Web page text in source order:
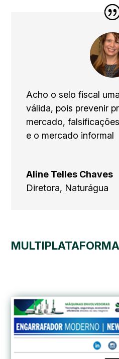
Acho o selo fiscal
válida, pois prevenir
mercado, falsificações
e o mercado informal
Aline Telles Chaves
Diretora, Naturágua